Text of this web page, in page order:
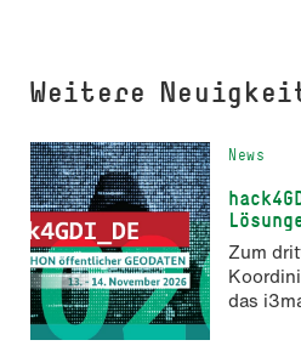
Weitere
News
Zum
das